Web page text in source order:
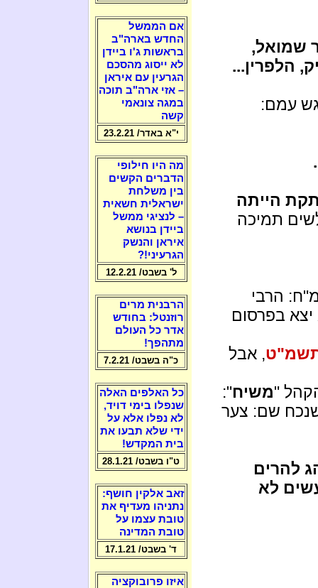
שמואל,
הלפרין...
עמם:
הייתה
תמיכה
ה'תשמ"ח: הרבי
יצא בפרסום
, אבל
"משיח":
שנכח שם: צער
להרים
לא
אם הממשל
החדש בארה"ב
בראשות ג'ו ביידן
לא ייסוג מהסכם
הגרעין עם איראן
– אזי ארה"ב תוכה
במגה צונאמי
קשה
י"א באדר/ 23.2.21
מה היו חילופי
הדברים הקשים
בין משלחת
ישראלית חשאית
– לנציגי ממשל
ביידן בנושא
איראן והנשק
הגרעיני!?
ל' בשבט/ 12.2.21
הרבנית מרים
רוזנטל: בחודש
אדר כל העולם
מתהפך!
כ"ה בשבט/ 7.2.21
כל האלפים האלה
שנפלו בימי דויד,
לא נפלו אלא על
ידי שלא תבעו את
בית המקדש!
ט"ו בשבט/ 28.1.21
זאב אלקין חושף:
נתניהו מעדיף את
טובת עצמו על
טובת המדינה
ד' בשבט/ 17.1.21
איזו פרובוקציה